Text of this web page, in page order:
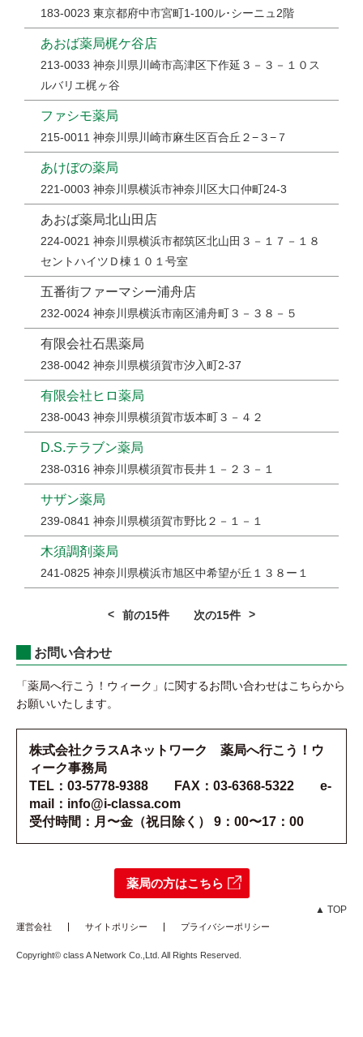
183-0023 東京都府中市宮町1-100ル･シーニュ2階
あおば薬局梶ケ谷店
213-0033 神奈川県川崎市高津区下作延３－３－１０ス
ルバリエ梶ヶ谷
ファシモ薬局
215-0011 神奈川県川崎市麻生区百合丘２−３−７
あけぼの薬局
221-0003 神奈川県横浜市神奈川区大口仲町24-3
あおば薬局北山田店
224-0021 神奈川県横浜市都筑区北山田３－１７－１８
セントハイツＤ棟１０１号室
五番街ファーマシー浦舟店
232-0024 神奈川県横浜市南区浦舟町３－３８－５
有限会社石黒薬局
238-0042 神奈川県横須賀市汐入町2-37
有限会社ヒロ薬局
238-0043 神奈川県横須賀市坂本町３－４２
D.S.テラブン薬局
238-0316 神奈川県横須賀市長井１－２３－１
サザン薬局
239-0841 神奈川県横須賀市野比２－１－１
木須調剤薬局
241-0825 神奈川県横浜市旭区中希望が丘１３８ー１
前の15件 次の15件
お問い合わせ
「薬局へ行こう！ウィーク」に関するお問い合わせはこちらから
お願いいたします。
株式会社クラスAネットワーク 薬局へ行こう！ウ
ィーク事務局
TEL：03-5778-9388 FAX：03-6368-5322 e-
mail：info@i-classa.com
受付時間：月〜金（祝日除く） 9：00〜17：00
▲ TOP
薬局の方はこちら
運営会社 サイトポリシー プライバシーポリシー
Copyright© class A Network Co.,Ltd. All Rights Reserved.